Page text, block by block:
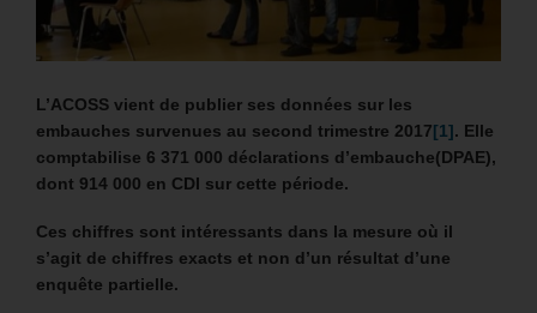
L’ACOSS vient de publier ses données sur les
embauches survenues au second trimestre 2017[1]. Elle
comptabilise 6 371 000 déclarations d’embauche(DPAE),
dont 914 000 en CDI sur cette période.
Ces chiffres sont intéressants dans la mesure où il
s’agit de chiffres exacts et non d’un résultat d’une
enquête partielle.